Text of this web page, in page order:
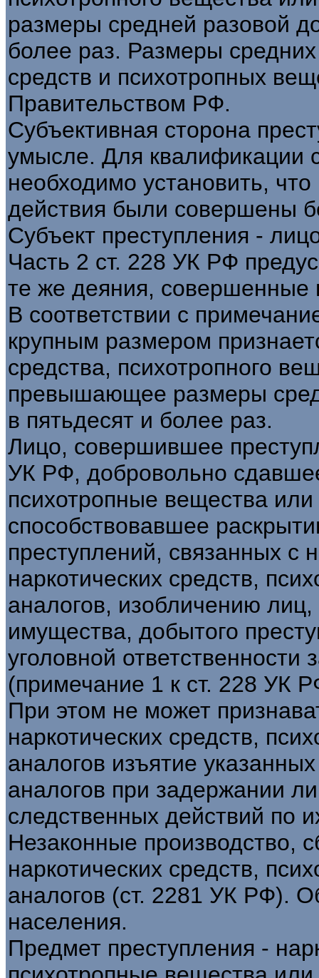
размеры средней разовой
более раз. Размеры
средств и психотропных
Правительством РФ.
Субъективная сторона
умысле. Для квалификации
необходимо установить,
действия были совершены
Субъект преступления -
Часть 2 ст. 228 УК РФ
те же деяния, совершенные
В соответствии с
крупным размером
средства, психотропного
превышающее размеры
в пятьдесят и более раз.
Лицо, совершившее
УК РФ, добровольно
психотропные вещества
способствовавшее
преступлений, связанных с
наркотических средств,
аналогов, изобличению
имущества, добытого
уголовной ответственности
(примечание 1 к ст. 228 УК
При этом не может
наркотических средств,
аналогов изъятие
аналогов при задержании
следственных действий по
Незаконные производство,
наркотических средств,
аналогов (ст. 2281 УК РФ).
населения.
Предмет преступления -